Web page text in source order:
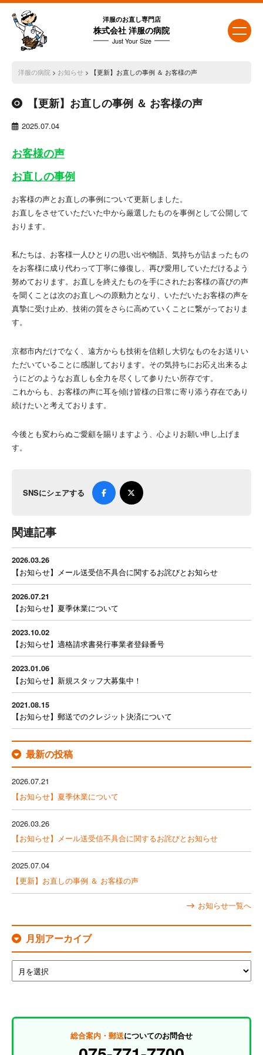
洋服のお直し専門店
株式会社 洋服の病院
Just Your Size
洋服の病院 > お知らせ> 【更新】お直しの事例 ＆ お客様の声
【更新】お直しの事例 ＆ お客様の声
2025.07.04
お客様の声
お直しの事例
お客様の声とお直しの事例について更新しました。
お直しをさせていただいた中から厳選したものを事例として公開して
おります。
私たちは、お客様一人ひとりの思い出や物語、気持ちが詰まったもの
をお客様に成り代わって丁寧に修復し、再び愛用していただけるよう
努めております。お直しを終えたものを手にされたお客様の喜びの声
を聞くことは次のお直しへの原動力となり、いただいたお客様の声を
真摯に受け止め、技術の質をさらに高めていくことに繋がっておりま
す。
京都市内だけでなく、遠方からも技術を信頼し大切なものをお送りい
ただいていることに感謝しております。その気持ちにお応え出来るよ
うにどのようなお直しも全力を尽くして参りたい所存です。
これからも、お客様の声に耳を傾け皆様の日常に寄り添う存在であり
続けたいと考えております。
今後とも変わらぬご愛顧を賜りますよう、心よりお願い申し上げま
す。
SNSにシェアする
関連記事
2026.03.26
【お知らせ】メール送受信不具合に関するお詫びとお知らせ
2026.07.21
【お知らせ】夏季休業について
2023.10.02
【お知らせ】適格請求書発行事業者登録番号
2023.01.06
【お知らせ】新規スタッフ大募集中！
2021.08.15
【お知らせ】郵送でのクレジット決済について
最新の投稿
2026.07.21
【お知らせ】夏季休業について
2026.03.26
【お知らせ】メール送受信不具合に関するお詫びとお知らせ
2025.07.04
【更新】お直しの事例 ＆ お客様の声
お知らせ一覧へ
月別アーカイブ
総合案内・郵送についてのお問合せ